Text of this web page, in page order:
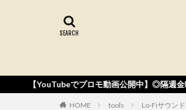
ロモ動画公開中】◎隔週金曜日【世界239都市
HOME tools Lo-Fiサウン